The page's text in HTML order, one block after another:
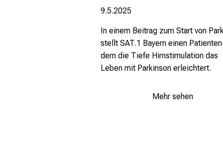
9.5.2025
In einem Beitrag zum Start von
stellt SAT.1 Bayern einen
dem die Tiefe Hirnstimulation das
Leben mit Parkinson erleichtert.
Mehr sehen